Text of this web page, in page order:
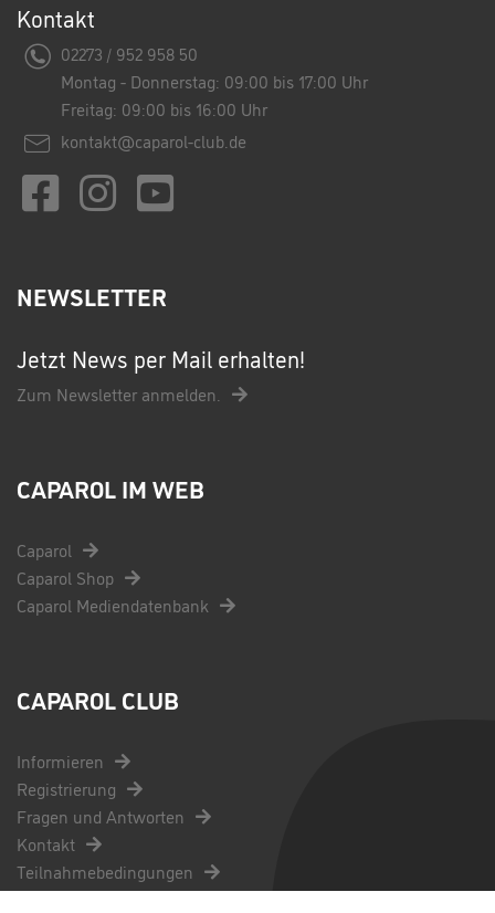
Kontakt
02273 / 952 958 50
Montag - Donnerstag: 09:00 bis 17:00 Uhr
Freitag: 09:00 bis 16:00 Uhr
kontakt@caparol-club.de
NEWSLETTER
Jetzt News per Mail erhalten!
Zum Newsletter anmelden.
CAPAROL IM WEB
Caparol
Caparol Shop
Caparol Mediendatenbank
CAPAROL CLUB
Informieren
Registrierung
Fragen und Antworten
Kontakt
Teilnahmebedingungen
AGB